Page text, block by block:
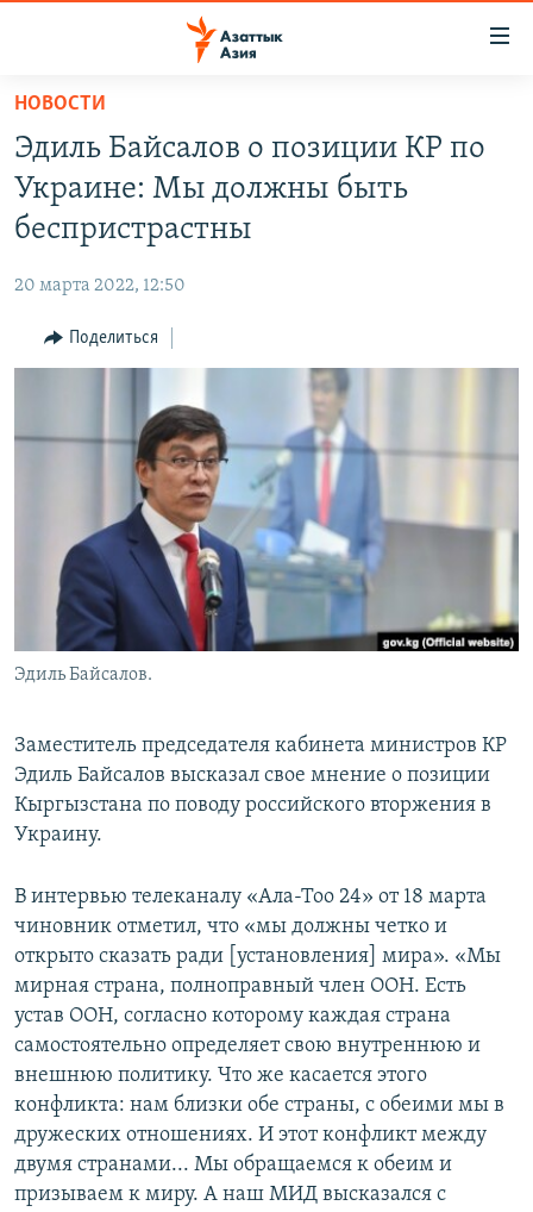
Вернуться
основному
содержанию
Вернутся
главной
навигации
Вернутся
ТАДЖИКИСТАН
НОВОСТИ
ВОЙНА В УКРАИНЕ
ҚАЗАҚША
КЫРГЫЗЧА
Все сайты РСЕ/РС
НОВОСТИ
Эдиль Байсалов о позиции КР по
Украине: Мы должны быть
беспристрастны
20 марта 2022, 12:50
Поделиться
Эдиль Байсалов.
Заместитель председателя кабинета министров КР
Эдиль Байсалов высказал свое мнение о позиции
Кыргызстана по поводу российского вторжения в
Украину.
В интервью телеканалу «Ала-Тоо 24» от 18 марта
чиновник отметил, что «мы должны четко и
открыто сказать ради [установления] мира». «Мы
мирная страна, полноправный член ООН. Есть
устав ООН, согласно которому каждая страна
самостоятельно определяет свою внутреннюю и
внешнюю политику. Что же касается этого
конфликта: нам близки обе страны, с обеими мы в
дружеских отношениях. И этот конфликт между
двумя странами... Мы обращаемся к обеим и
призываем к миру. А наш МИД высказался с